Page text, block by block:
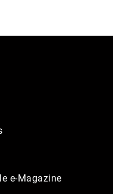
e-Magazine